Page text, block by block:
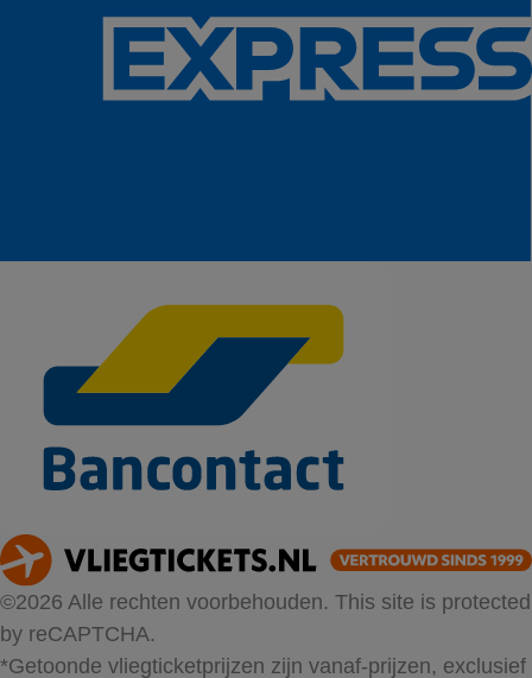
©2026 Alle rechten voorbehouden. This site is protected
by reCAPTCHA.
*Getoonde vliegticketprijzen zijn vanaf-prijzen, exclusief